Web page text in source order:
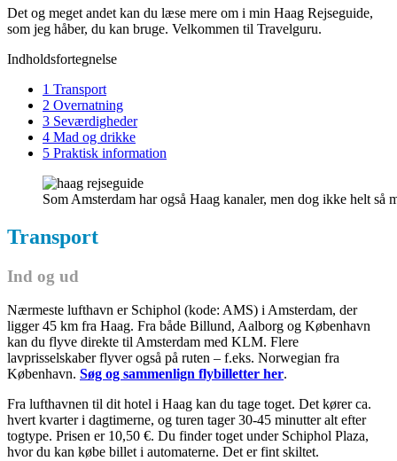
Det og meget andet kan du læse mere om i min Haag Rejseguide,
som jeg håber, du kan bruge. Velkommen til Travelguru.
Indholdsfortegnelse
1 Transport
2 Overnatning
3 Seværdigheder
4 Mad og drikke
5 Praktisk information
Som Amsterdam har også Haag kanaler, men dog ikke helt så
Transport
Ind og ud
Nærmeste lufthavn er Schiphol (kode: AMS) i Amsterdam, der
ligger 45 km fra Haag. Fra både Billund, Aalborg og København
kan du flyve direkte til Amsterdam med KLM. Flere
lavprisselskaber flyver også på ruten – f.eks. Norwegian fra
København. Søg og sammenlign flybilletter her.
Fra lufthavnen til dit hotel i Haag kan du tage toget. Det kører ca.
hvert kvarter i dagtimerne, og turen tager 30-45 minutter alt efter
togtype. Prisen er 10,50 €. Du finder toget under Schiphol Plaza,
hvor du kan købe billet i automaterne. Det er fint skiltet.